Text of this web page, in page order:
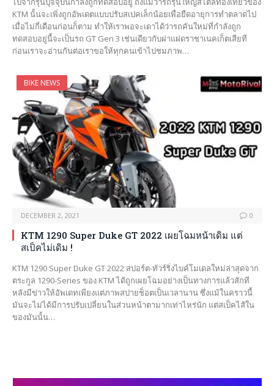
KTM นั้นจะเพิ่งถูกอัพเดตแบบปรับสเปคเล็กน้อยเพื่อยืดอายุการทำตลาดไป
เมื่อไม่กี่เดือนก่อนก็ตาม ทำให้เราพอจะเดาได้ว่ารถคันใหม่ที่กำลังถูก
ทดสอบอยู่นี้จะเป็นรถ GT Gen 3 เช่นเดียวกับฝาแฝดราชาเนคเก็ตเสียที
ก่อนเราจะอ่านกันต่อเราขอให้ทุกคนเข้าไปชมภาพ…
BIKE NEWS
DECEMBER 2, 2021 0
KTM 1290 Super Duke GT 2022 เผยโฉมหน้าเดิม แต่
สเป็คไม่เดิม !
KTM 1290 Super Duke GT 2022 สปอร์ต-ทัวร์ริ่งไบค์โมเดลใหม่ล่าสุดจาก
ตระกูล 1290-Series ของ KTM ได้ถูกเผยโฉมอย่างเป็นทางการแล้วสักที
หลังมีข่าวให้อัพเดทเพียงแต่ภาพสปายช็อตเป็นเวลานาน ซึ่งแม้ในคราวนี้
มันจะไม่ได้มีการปรับเปลี่ยนในส่วนหน้าตามากเท่าไหร่นัก แต่สเป็คไส้ใน
ของมันนั้น…